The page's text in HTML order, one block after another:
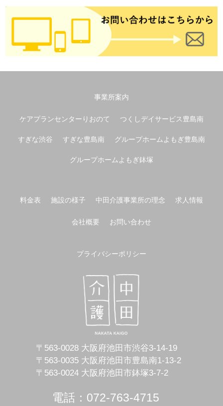
事業所案内
ケアプランセンターりおのて つくしデイサービス豊島南
すぎな渋谷 すぎな豊島南 グループホームよもぎ豊島南
グループホームよもぎ鉢塚
料金表 施設の様子 中田介護事業所の理念 求人情報
会社概要 お問い合わせ
プライバシーポリシー
〒563-0028 大阪府池田市渋谷3-14-19
〒563-0035 大阪府池田市豊島南1-13-2
〒563-0024 大阪府池田市鉢塚3-7-2
電話：072-763-4715